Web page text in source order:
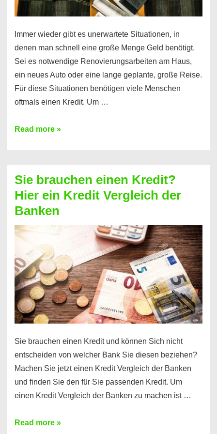
Immer wieder gibt es unerwartete Situationen, in
denen man schnell eine große Menge Geld benötigt.
Sei es notwendige Renovierungsarbeiten am Haus,
ein neues Auto oder eine lange geplante, große Reise.
Für diese Situationen benötigen viele Menschen
oftmals einen Kredit. Um …
Brauchen
Summe
Geld?
Hier
einen
10000
Euro
Kredit
finden
Read more »
Sie brauchen einen Kredit?
Hier ein Kredit Vergleich der
Banken
Sie brauchen einen Kredit und können Sich nicht
entscheiden von welcher Bank Sie diesen beziehen?
Machen Sie jetzt einen Kredit Vergleich der Banken
und finden Sie den für Sie passenden Kredit. Um
einen Kredit Vergleich der Banken zu machen ist …
Sie
Read more »